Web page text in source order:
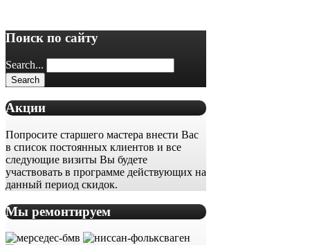
Поиск по сайту
Search...
Акции
Попросите старшего мастера внести Вас
в список постоянных клиентов и все
следующие визиты Вы будете
участвовать в программе действующих на
данный период скидок.
Мы ремонтируем